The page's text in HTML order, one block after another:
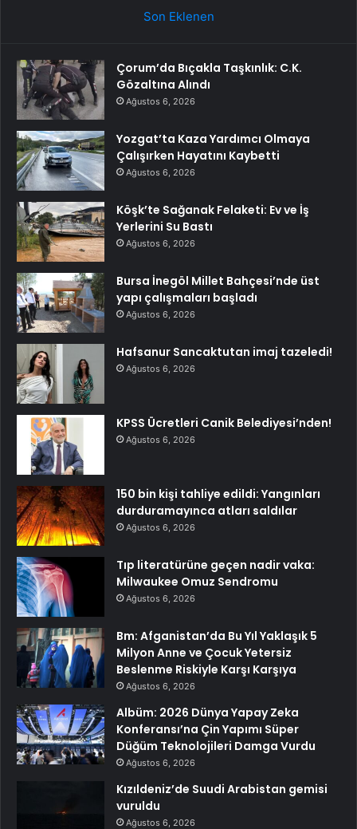
Son Eklenen
Çorum’da Bıçakla Taşkınlık: C.K.
Gözaltına Alındı
Ağustos 6, 2026
Yozgat’ta Kaza Yardımcı Olmaya
Çalışırken Hayatını Kaybetti
Ağustos 6, 2026
Köşk’te Sağanak Felaketi: Ev ve İş
Yerlerini Su Bastı
Ağustos 6, 2026
Bursa İnegöl Millet Bahçesi’nde üst
yapı çalışmaları başladı
Ağustos 6, 2026
Hafsanur Sancaktutan imaj tazeledi!
Ağustos 6, 2026
KPSS Ücretleri Canik Belediyesi’nden!
Ağustos 6, 2026
150 bin kişi tahliye edildi: Yangınları
durduramayınca atları saldılar
Ağustos 6, 2026
Tıp literatürüne geçen nadir vaka:
Milwaukee Omuz Sendromu
Ağustos 6, 2026
Bm: Afganistan’da Bu Yıl Yaklaşık 5
Milyon Anne ve Çocuk Yetersiz
Beslenme Riskiyle Karşı Karşıya
Ağustos 6, 2026
Albüm: 2026 Dünya Yapay Zeka
Konferansı’na Çin Yapımı Süper
Düğüm Teknolojileri Damga Vurdu
Ağustos 6, 2026
Kızıldeniz’de Suudi Arabistan gemisi
vuruldu
Ağustos 6, 2026